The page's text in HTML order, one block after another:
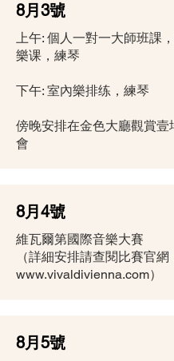
8月3號
上午: 個人一對一大師班課
樂课，練琴
下午: 室內樂排练，練琴
傍晚安排在金色大廳觀賞壹
會
8月4號
維瓦爾第國際音樂大賽
（詳細安排請查閱比賽官網
www.vivaldivienna.com）
8月5號